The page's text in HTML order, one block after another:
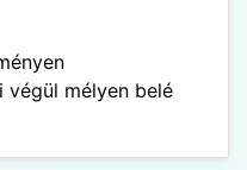
mélyen belé